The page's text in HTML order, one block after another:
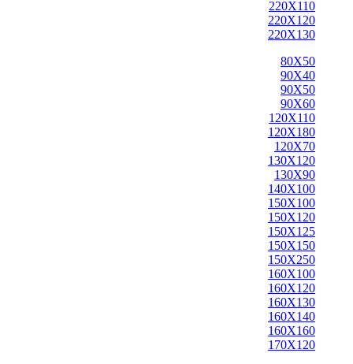
220X110
220X120
220X130
80X50
90X40
90X50
90X60
120X110
120X180
120X70
130X120
130X90
140X100
150X100
150X120
150X125
150X150
150X250
160X100
160X120
160X130
160X140
160X160
170X120